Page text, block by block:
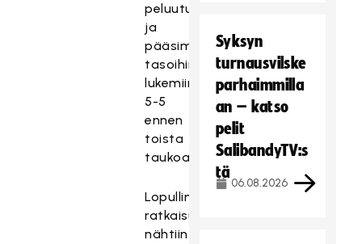
peluutusta,
ja
pääsimme
tasoihin
lukemiin
5-5
ennen
toista
taukoa.
Lopullinen
ratkaisu
nähtiin
Syksyn
turnausvilske
parhaimmilla
an – katso
pelit
SalibandyTV:s
tä
06.08.2026